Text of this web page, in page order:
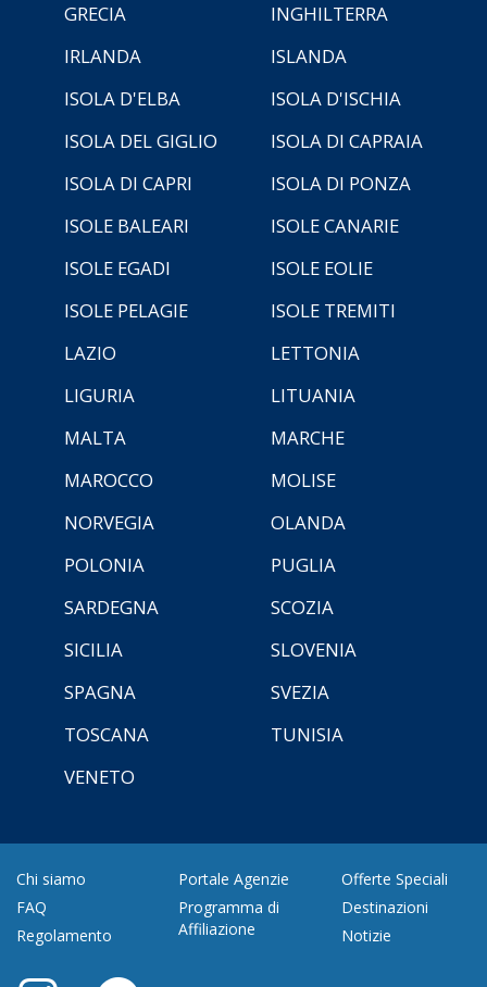
GRECIA
INGHILTERRA
IRLANDA
ISLANDA
ISOLA D'ELBA
ISOLA D'ISCHIA
ISOLA DEL GIGLIO
ISOLA DI CAPRAIA
ISOLA DI CAPRI
ISOLA DI PONZA
ISOLE BALEARI
ISOLE CANARIE
ISOLE EGADI
ISOLE EOLIE
ISOLE PELAGIE
ISOLE TREMITI
LAZIO
LETTONIA
LIGURIA
LITUANIA
MALTA
MARCHE
MAROCCO
MOLISE
NORVEGIA
OLANDA
POLONIA
PUGLIA
SARDEGNA
SCOZIA
SICILIA
SLOVENIA
SPAGNA
SVEZIA
TOSCANA
TUNISIA
VENETO
Chi siamo
FAQ
Regolamento
Portale Agenzie
Programma di
Affiliazione
Offerte Speciali
Destinazioni
Notizie